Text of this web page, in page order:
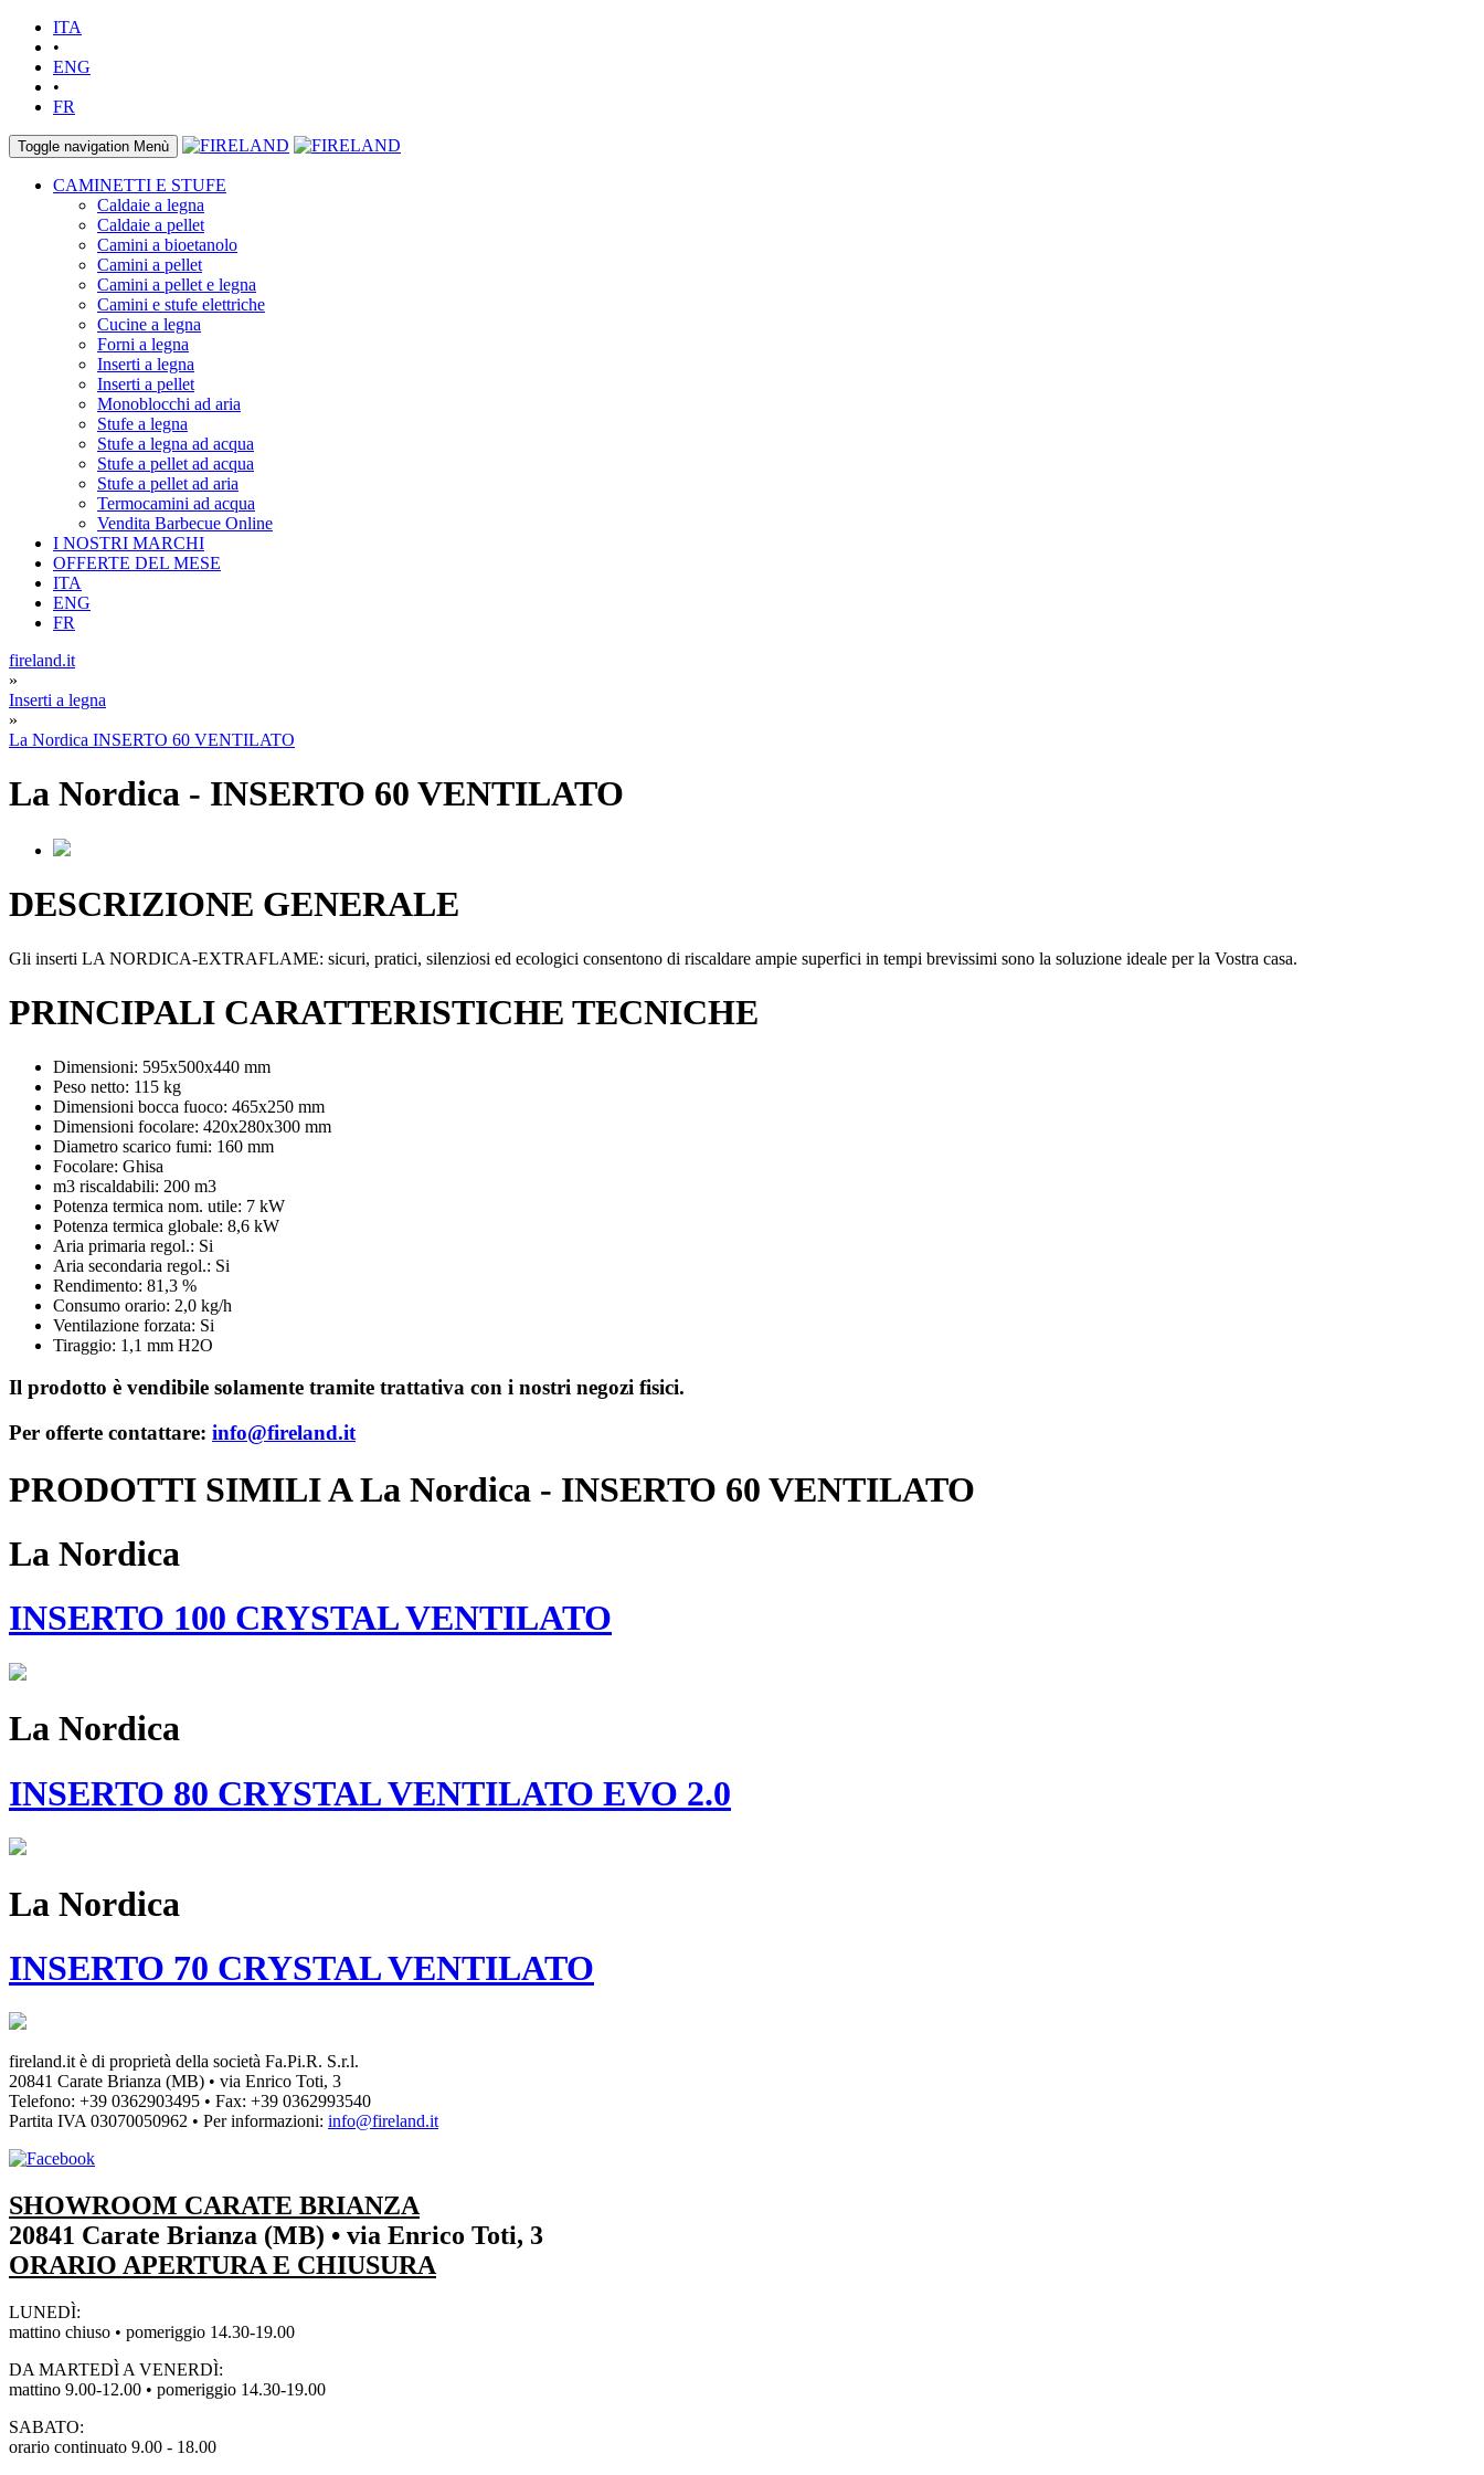
ITA
•
ENG
•
FR
Toggle navigation Menù
CAMINETTI E STUFE
Caldaie a legna
Caldaie a pellet
Camini a bioetanolo
Camini a pellet
Camini a pellet e legna
Camini e stufe elettriche
Cucine a legna
Forni a legna
Inserti a legna
Inserti a pellet
Monoblocchi ad aria
Stufe a legna
Stufe a legna ad acqua
Stufe a pellet ad acqua
Stufe a pellet ad aria
Termocamini ad acqua
Vendita Barbecue Online
I NOSTRI MARCHI
OFFERTE DEL MESE
ITA
ENG
FR
fireland.it
»
Inserti a legna
»
La Nordica INSERTO 60 VENTILATO
La Nordica - INSERTO 60 VENTILATO
DESCRIZIONE GENERALE
Gli inserti LA NORDICA-EXTRAFLAME: sicuri, pratici, silenziosi ed ecologici consentono di riscaldare ampie superfici in tempi brevissimi sono la soluzione ideale per la Vostra casa.
PRINCIPALI CARATTERISTICHE TECNICHE
Dimensioni: 595x500x440 mm
Peso netto: 115 kg
Dimensioni bocca fuoco: 465x250 mm
Dimensioni focolare: 420x280x300 mm
Diametro scarico fumi: 160 mm
Focolare: Ghisa
m3 riscaldabili: 200 m3
Potenza termica nom. utile: 7 kW
Potenza termica globale: 8,6 kW
Aria primaria regol.: Si
Aria secondaria regol.: Si
Rendimento: 81,3 %
Consumo orario: 2,0 kg/h
Ventilazione forzata: Si
Tiraggio: 1,1 mm H2O
Il prodotto è vendibile solamente tramite trattativa con i nostri negozi fisici.
Per offerte contattare: info@fireland.it
PRODOTTI SIMILI A La Nordica - INSERTO 60 VENTILATO
La Nordica
INSERTO 100 CRYSTAL VENTILATO
La Nordica
INSERTO 80 CRYSTAL VENTILATO EVO 2.0
La Nordica
INSERTO 70 CRYSTAL VENTILATO
fireland.it è di proprietà della società Fa.Pi.R. S.r.l.
20841 Carate Brianza (MB) • via Enrico Toti, 3
Telefono: +39 0362903495 • Fax: +39 0362993540
Partita IVA03070050962 • Per informazioni: info@fireland.it
SHOWROOM CARATE BRIANZA
20841 Carate Brianza (MB) • via Enrico Toti, 3
ORARIO APERTURA E CHIUSURA
LUNEDÌ:
mattino chiuso • pomeriggio 14.30-19.00
DA MARTEDÌ A VENERDÌ:
mattino 9.00-12.00 • pomeriggio 14.30-19.00
SABATO:
orario continuato 9.00 - 18.00